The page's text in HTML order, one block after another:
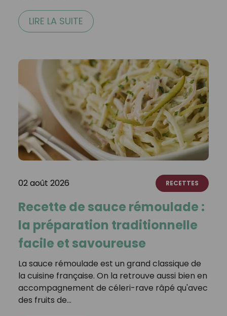
LIRE LA SUITE
02 août 2026 RECETTES
Recette de sauce rémoulade :
la préparation traditionnelle
facile et savoureuse
La sauce rémoulade est un grand classique de
la cuisine française. On la retrouve aussi bien en
accompagnement de céleri-rave râpé qu'avec
des fruits de…